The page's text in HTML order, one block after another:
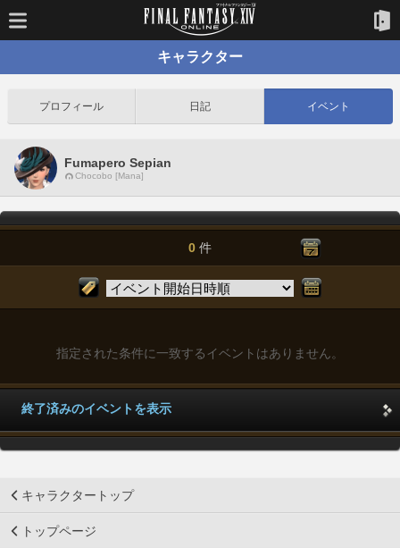
キャラクター
プロフィール 日記 イベント
Fumapero Sepian
Chocobo [Mana]
0 件
指定された条件に一致するイベントはありません。
終了済みのイベントを表示
キャラクタートップ
トップページ